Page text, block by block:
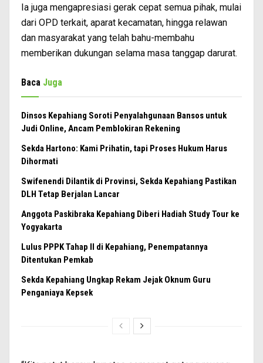
Ia juga mengapresiasi gerak cepat semua pihak, mulai
dari OPD terkait, aparat kecamatan, hingga relawan
dan masyarakat yang telah bahu-membahu
memberikan dukungan selama masa tanggap darurat.
Baca Juga
Dinsos Kepahiang Soroti Penyalahgunaan Bansos untuk
Judi Online, Ancam Pemblokiran Rekening
Sekda Hartono: Kami Prihatin, tapi Proses Hukum Harus
Dihormati
Swifenendi Dilantik di Provinsi, Sekda Kepahiang Pastikan
DLH Tetap Berjalan Lancar
Anggota Paskibraka Kepahiang Diberi Hadiah Study Tour ke
Yogyakarta
Lulus PPPK Tahap II di Kepahiang, Penempatannya
Ditentukan Pemkab
Sekda Kepahiang Ungkap Rekam Jejak Oknum Guru
Penganiaya Kepsek